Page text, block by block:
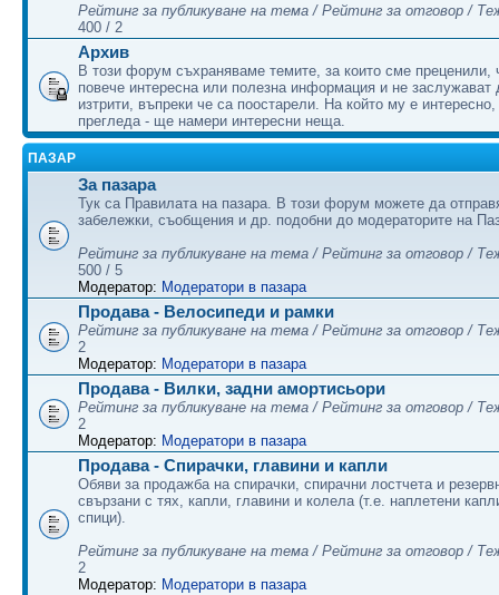
Рейтинг за публикуване на тема / Рейтинг за отговор /
400 / 2
Архив
В този форум съхраняваме темите, за които сме преценили,
повече интересна или полезна информация и не заслужават
изтрити, въпреки че са поостарели. На който му е
прегледа - ще намери интересни неща.
ПАЗАР
За пазара
Тук са Правилата на пазара. В този форум можете да
забележки, съобщения и др. подобни до модераторите на
Рейтинг за публикуване на тема / Рейтинг за отговор /
500 / 5
Модератор: Модератори в пазара
Продава - Велосипеди и рамки
Рейтинг за публикуване на тема / Рейтинг за отговор /
2
Модератор: Модератори в пазара
Продава - Вилки, задни амортисьори
Рейтинг за публикуване на тема / Рейтинг за отговор /
2
Модератор: Модератори в пазара
Продава - Спирачки, главини и капли
Обяви за продажба на спирачки, спирачни лостчета и
свързани с тях, капли, главини и колела (т.е. наплетени
спици).
Рейтинг за публикуване на тема / Рейтинг за отговор /
2
Модератор: Модератори в пазара